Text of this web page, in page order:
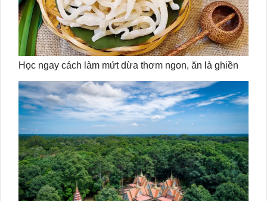
Học ngay cách làm mứt dừa thơm ngon, ăn là ghiền